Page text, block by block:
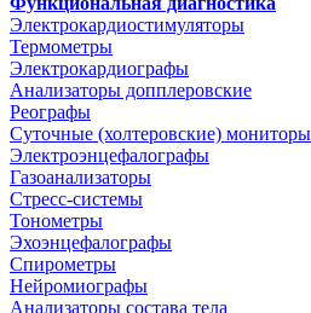
Электрокардиостимуляторы
Термометры
Электрокардиографы
Анализаторы допплеровские
Реографы
Суточные (холтеровские)
Электроэнцефалографы
Газоанализаторы
Стресс-системы
Тонометры
Эхоэнцефалографы
Спирометры
Нейромиографы
Анализаторы состава тела